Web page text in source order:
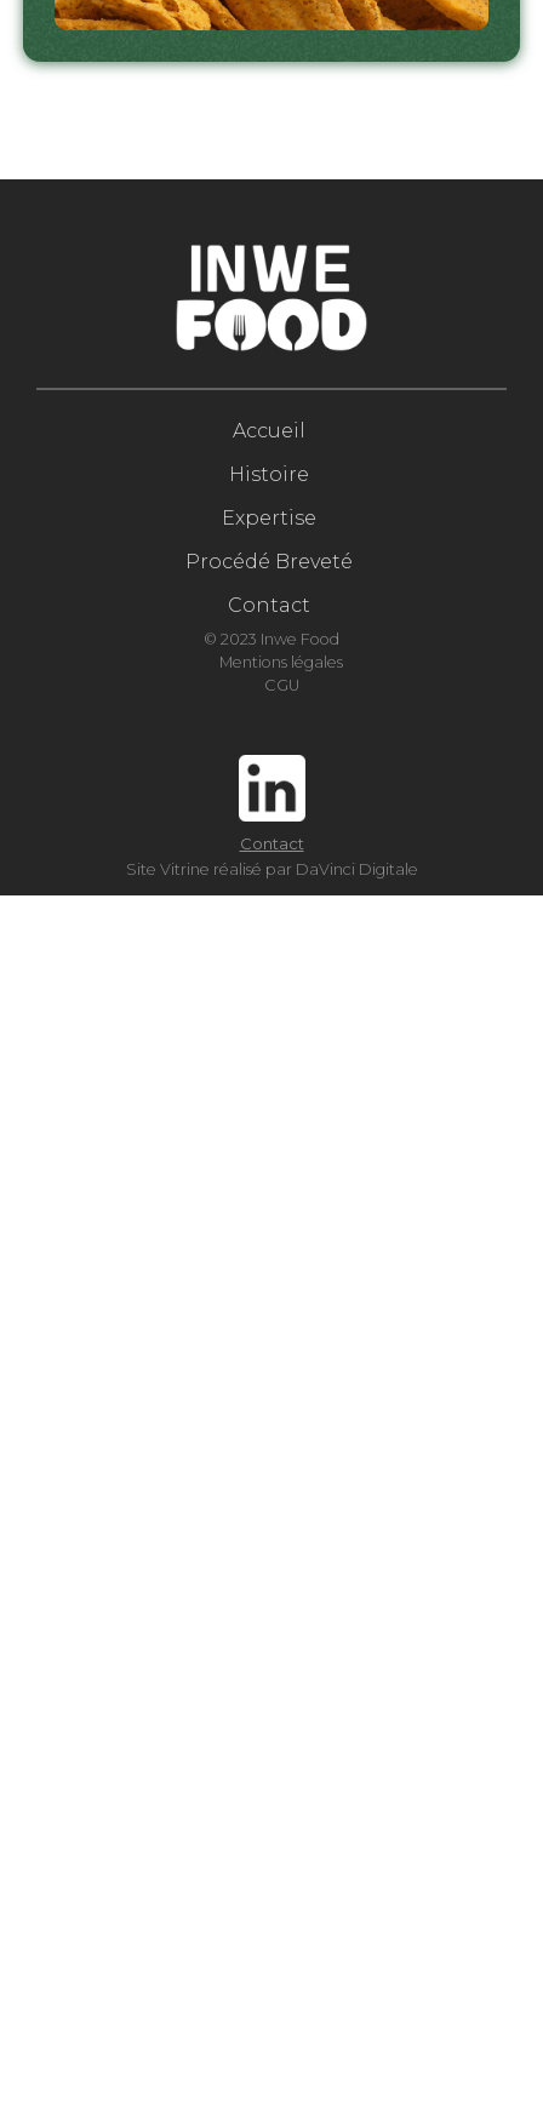
Accueil
Histoire
Expertise
Procédé Breveté
Contact
© 2023 Inwe Food
Mentions légales
CGU
Site Vitrine réalisé par DaVinci Digitale
Contact